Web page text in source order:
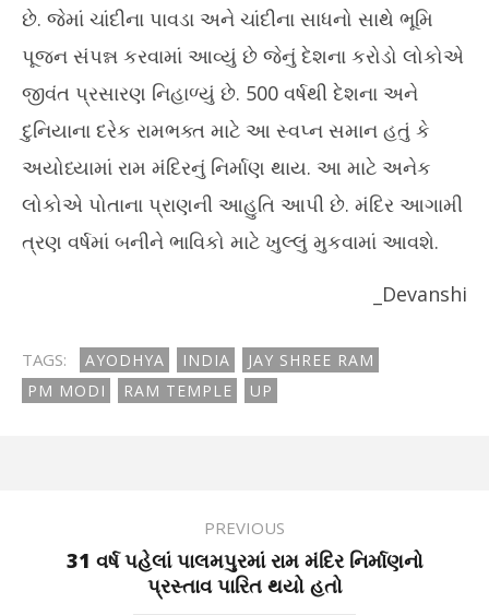
છે. જેમાં ચાંદીના પાવડા અને ચાંદીના સાધનો સાથે ભૂમિ
પૂજન સંપન્ન કરવામાં આવ્યું છે જેનું દેશના કરોડો લોકોએ
જીવંત પ્રસારણ નિહાળ્યું છે. 500 વર્ષથી દેશના અને
દુનિયાના દરેક રામભક્ત માટે આ સ્વપ્ન સમાન હતું કે
અયોધ્યામાં રામ મંદિરનું નિર્માણ થાય. આ માટે અનેક
લોકોએ પોતાના પ્રાણની આહુતિ આપી છે. મંદિર આગામી
ત્રણ વર્ષમાં બનીને ભાવિકો માટે ખુલ્લું મુકવામાં આવશે.
_Devanshi
TAGS: AYODHYA INDIA
JAY SHREE RAM
PM MODI
RAM TEMPLE UP
PREVIOUS
31 વર્ષ પહેલાં પાલમપુરમાં રામ મંદિર નિર્માણનો
પ્રસ્તાવ પારિત થયો હતો